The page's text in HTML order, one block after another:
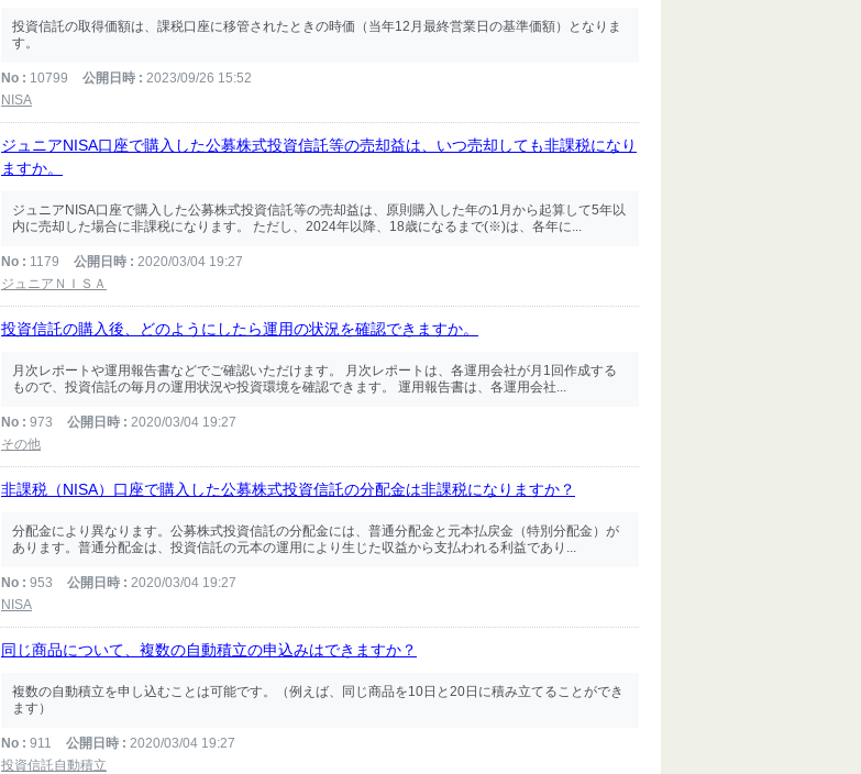
投資信託の取得価額は、課税口座に移管されたときの時価（当年12月最終営業日の基準価額）となりま
す。
No 10799 公開日時
2023/09/26 15:52
NISA
ジュニアNISA口座で購入した公募株式投資信託等の売却益は、いつ売却しても非課税になり
ますか。
ジュニアNISA口座で購入した公募株式投資信託等の売却益は、原則購入した年の1月から起算して5年以
内に売却した場合に非課税になります。 ただし、2024年以降、18歳になるまで(※)は、各年に...
No 1179 公開日時
2020/03/04 19:27
ジュニアＮＩＳＡ
投資信託の購入後、どのようにしたら運用の状況を確認できますか。
月次レポートや運用報告書などでご確認いただけます。 月次レポートは、各運用会社が月1回作成する
もので、投資信託の毎月の運用状況や投資環境を確認できます。 運用報告書は、各運用会社...
No 973 公開日時
2020/03/04 19:27
その他
非課税（NISA）口座で購入した公募株式投資信託の分配金は非課税になりますか？
分配金により異なります。公募株式投資信託の分配金には、普通分配金と元本払戻金（特別分配金）が
あります。普通分配金は、投資信託の元本の運用により生じた収益から支払われる利益であり...
No 953 公開日時
2020/03/04 19:27
NISA
同じ商品について、複数の自動積立の申込みはできますか？
複数の自動積立を申し込むことは可能です。（例えば、同じ商品を10日と20日に積み立てることができ
ます）
No 911 公開日時
2020/03/04 19:27
投資信託自動積立